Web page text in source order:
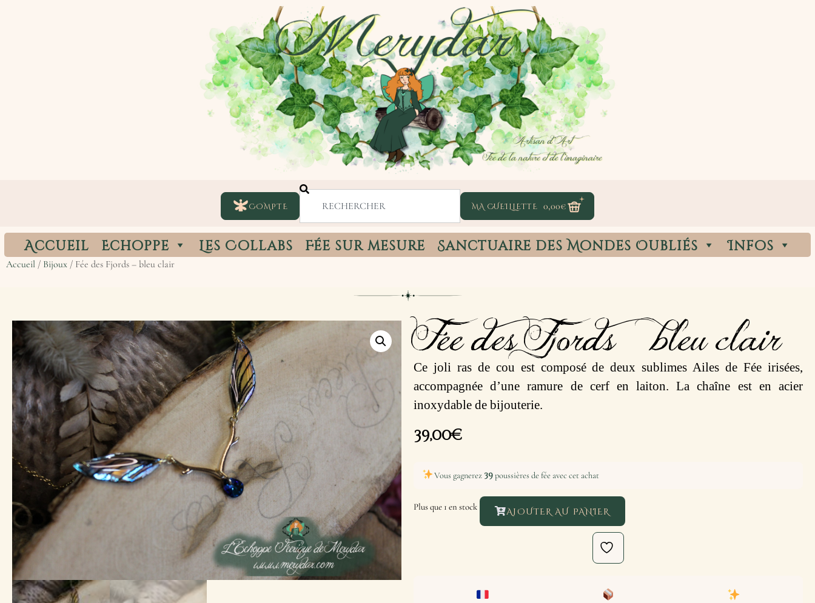
COMPTE 0,00€
Accueil Echoppe Les Collabs Fée sur mesure Sanctuaire des Mondes Oubliés Infos
Accueil / Bijoux / Fée des Fjords – bleu clair
Fée des Fjords – bleu clair
Ce joli ras de cou est composé de deux sublimes Ailes de Fée irisées,
accompagnée d’une ramure de cerf en laiton. La chaîne est en acier
inoxydable de bijouterie.
39,00€
Vous gagnerez 39poussières de fée avec cet achat
Plus que 1 en stock AJOUTER AU PANIER